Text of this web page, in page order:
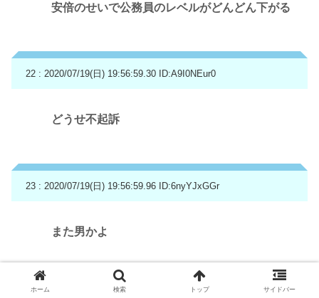
安倍のせいで公務員のレベルがどんどん下がる
22 : 2020/07/19(日) 19:56:59.30 ID:A9I0NEur0
どうせ不起訴
23 : 2020/07/19(日) 19:56:59.96 ID:6nyYJxGGr
また男かよ
ホーム 検索 トップ サイドバー